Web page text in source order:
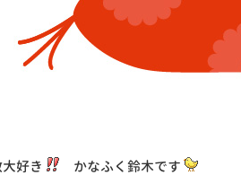
好き かなふく鈴木です